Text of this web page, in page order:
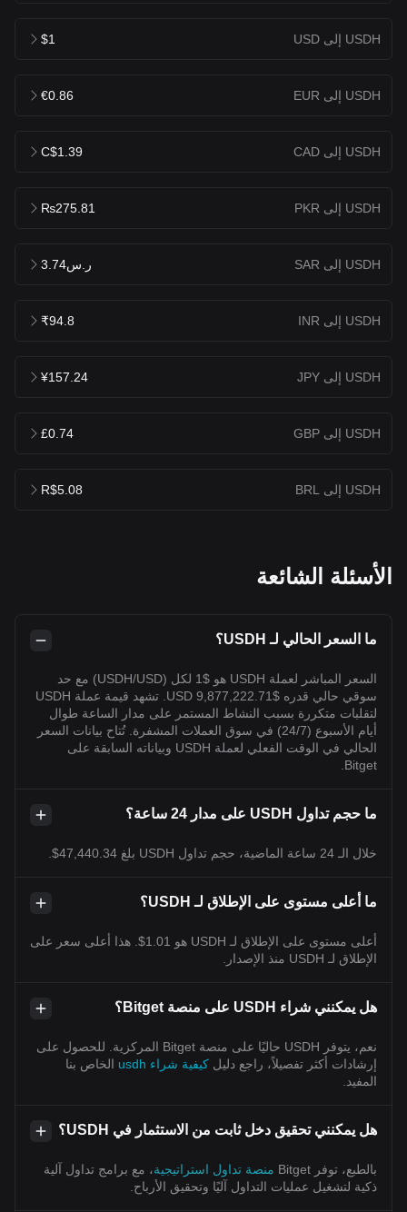
USDH إلى USD $1
USDH إلى EUR €0.86
USDH إلى CAD C$1.39
USDH إلى PKR ₨275.81
USDH إلى SAR ر.س3.74
USDH إلى INR ₹94.8
USDH إلى JPY ¥157.24
USDH إلى GBP £0.74
USDH إلى BRL R$5.08
الأسئلة الشائعة
ما السعر الحالي لـ USDH؟
السعر المباشر لعملة USDH هو $1 لكل (USDH/USD) مع حد
سوقي حالي قدره $9,877,222.71 USD. تشهد قيمة عملة USDH
لتقلبات متكررة بسبب النشاط المستمر على مدار الساعة طوال
أيام الأسبوع (24/7) في سوق العملات المشفرة. تُتاح بيانات السعر
الحالي في الوقت الفعلي لعملة USDH وبياناته السابقة على
Bitget.
ما حجم تداول USDH على مدار 24 ساعة؟
خلال الـ 24 ساعة الماضية، حجم تداول USDH بلغ 47,440.34$.
ما أعلى مستوى على الإطلاق لـ USDH؟
أعلى مستوى على الإطلاق لـ USDH هو 1.01$. هذا أعلى سعر على
الإطلاق لـ USDH منذ الإصدار.
هل يمكنني شراء USDH على منصة Bitget؟
نعم، يتوفر USDH حاليًا على منصة Bitget المركزية. للحصول على
إرشادات أكثر تفصيلاً، راجع دليل كيفية شراء usdh
الخاص بنا
المفيد.
هل يمكنني تحقيق دخل ثابت من الاستثمار في USDH؟
بالطبع، توفر Bitget منصة تداول استراتيجية، مع برامج تداول آلية
ذكية لتشغيل عمليات التداول آليًا وتحقيق الأرباح.